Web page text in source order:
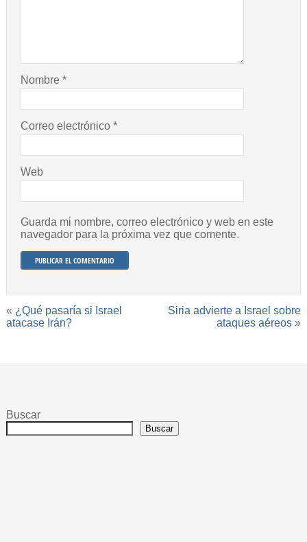
Nombre *
Correo electrónico *
Web
Guarda mi nombre, correo electrónico y web en este
navegador para la próxima vez que comente.
« ¿Qué pasaría si Israel
atacase Irán?
Siria advierte a Israel sobre
ataques aéreos »
Buscar
Buscar